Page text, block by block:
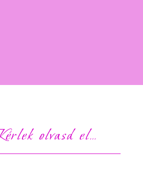
olvasd el…